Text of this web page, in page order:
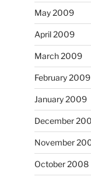
May 2009
April 2009
March 2009
February 2009
January 2009
December
November
October 2008